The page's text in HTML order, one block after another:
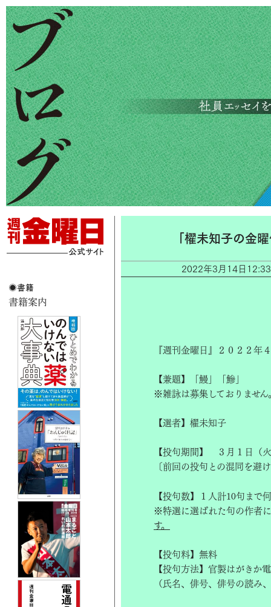
「櫂未知子の金
2022年3月14日
『週刊金曜日』２０２２年
【兼題】「鰻」「鰺」
※雑詠は募集しておりません
【選者】櫂未知子
【投句期間】 ３月１日（
〔前回の投句との混同を避
【投句数】１人計10句まで
※特選に選ばれた句の作者
す。
【投句料】無料
【投句方法】官製はがきか
（氏名、俳号、俳号の読み